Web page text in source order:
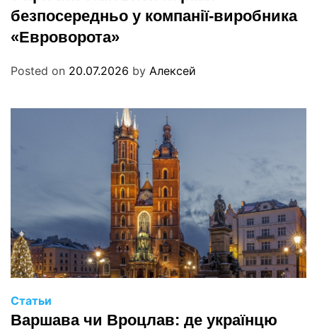
безпосередньо у компанії-виробника
«Евроворота»
Posted on 20.07.2026 by Алексей
Статьи
Варшава чи Вроцлав: де українцю